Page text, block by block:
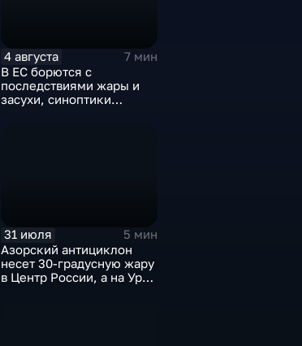
4 августа
7 мин
В ЕС борются с
последствиями жары и
засухи, синоптики
31 июля
5 мин
Азорский антициклон
несет 30-градусную жару
в Центр России, а на Урал